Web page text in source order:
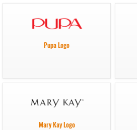
Pupa Logo
Mary Kay Logo